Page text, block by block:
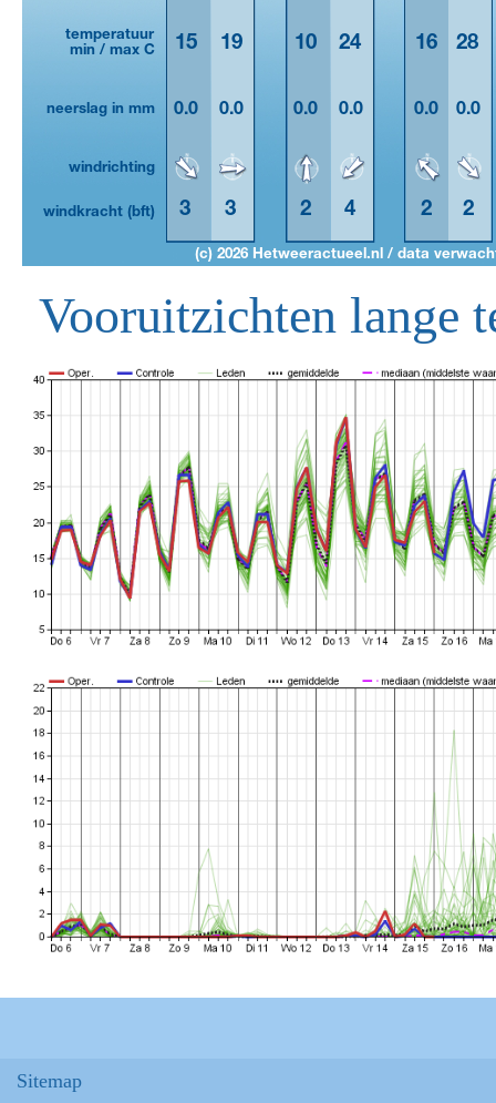
Vooruitzichten lange
Sitemap